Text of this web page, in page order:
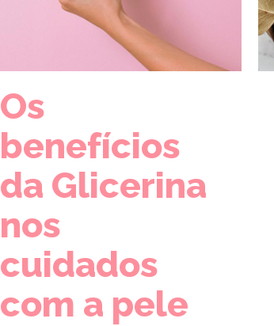
Os
benefícios
da Glicerina
nos
cuidados
com a pele